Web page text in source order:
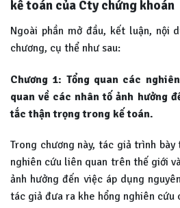
kế toán của Cty chứng khoán
Ngoài phần mở đầu, kết luận, nội
chương, cụ thể như sau:
Chương 1: Tổng quan các
quan về các nhân tố ảnh hưởng
tắc thận trọng trong kế toán.
Trong chương này, tác giả trình
nghiên cứu liên quan trên thế giới
ảnh hưởng đến việc áp dụng
tác giả đưa ra khe hổng nghiên cứu